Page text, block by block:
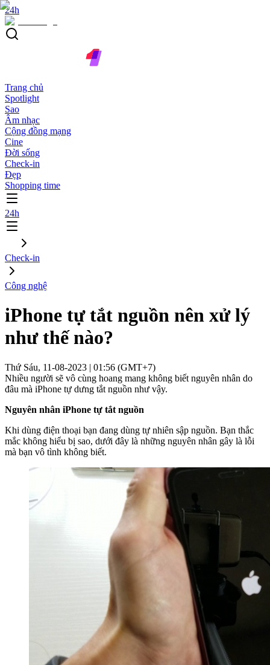
24h
Trang chủ
Spotlight
Sao
Âm nhạc
Cộng đồng mạng
Cine
Đời sống
Check-in
Đẹp
Shopping time
24h
Check-in
Công nghệ
iPhone tự tắt nguồn nên xử lý
như thế nào?
Thứ Sáu, 11-08-2023 | 01:56 (GMT+7)
Nhiều người sẽ vô cùng hoang mang không biết nguyên nhân do
đâu mà iPhone tự dưng tắt nguồn như vậy.
Nguyên nhân iPhone tự tắt nguồn
Khi dùng điện thoại bạn đang dùng tự nhiên sập nguồn. Bạn thắc
mắc không hiểu bị sao, dưới đây là những nguyên nhân gây là lỗi
mà bạn vô tình không biết.